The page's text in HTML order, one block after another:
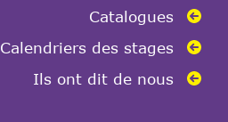
Catalogues
Calendriers des stages
Ils ont dit de nous